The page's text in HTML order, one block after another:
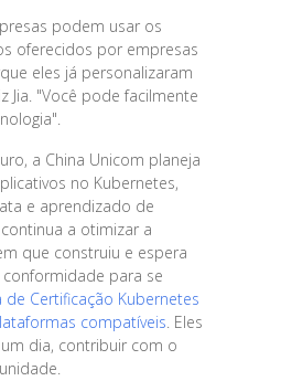
podem usar os
oferecidos por empresas
eles já personalizaram
Jia. "Você pode facilmente
a China Unicom planeja
no Kubernetes,
e aprendizado de
a otimizar a
que construiu e espera
para se
de Certificação Kubernetes
compatíveis. Eles
dia, contribuir com o